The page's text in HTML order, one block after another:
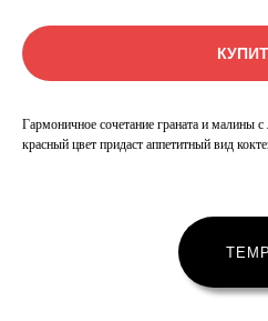
Гармоничное сочетание граната и малины
красный цвет придаст аппетитный вид